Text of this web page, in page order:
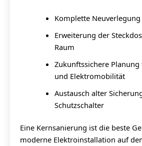
Komplette
Erweiterung der
Raum
Zukunftssichere
und Elektromobilität
Austausch alter
Schutzschalter
Eine Kernsanierung ist die beste
moderne Elektroinstallation auf